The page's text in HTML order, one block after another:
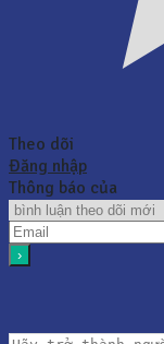
Theo dõi
Đăng nhập
Thông báo của